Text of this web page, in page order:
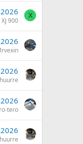
XJ 900
X
tero